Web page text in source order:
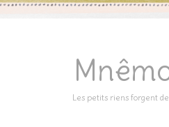
Les petits riens forgent